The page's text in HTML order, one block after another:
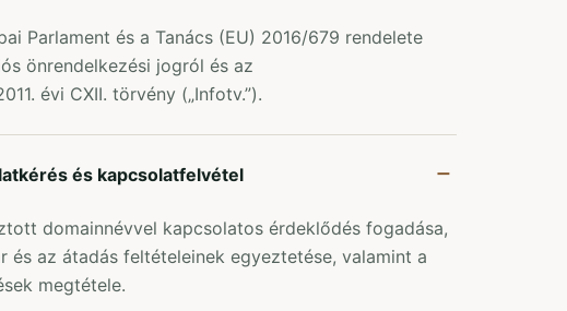
Parlament és a Tanács (EU) 2016/679 rendelete
önrendelkezési jogról és az
évi CXII. törvény („Infotv.”).
és kapcsolatfelvétel
domainnévvel kapcsolatos érdeklődés fogadása,
és az átadás feltételeinek egyeztetése, valamint a
megtétele.